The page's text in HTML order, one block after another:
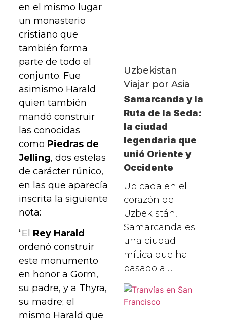
en el mismo lugar
un monasterio
cristiano que
también forma
parte de todo el
conjunto. Fue
asimismo Harald
quien también
mandó construir
las conocidas
como Piedras de
Jelling, dos estelas
de carácter rúnico,
en las que aparecía
inscrita la siguiente
nota:
“El Rey Harald
ordenó construir
este monumento
en honor a Gorm,
su padre, y a Thyra,
su madre; el
mismo Harald que
Uzbekistan
Viajar por Asia
Samarcanda y la
Ruta de la Seda:
la ciudad
legendaria que
unió Oriente y
Occidente
Ubicada en el
corazón de
Uzbekistán,
Samarcanda es
una ciudad
mítica que ha
pasado a ...